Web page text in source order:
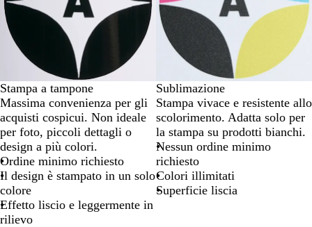
Stampa a tampone
Massima convenienza per gli
acquisti cospicui. Non ideale
per foto, piccoli dettagli o
design a più colori.
Ordine minimo richiesto
Il design è stampato in un solo
colore
Effetto liscio e leggermente in
rilievo
Sublimazione
Stampa vivace e resistente allo
scolorimento. Adatta solo per
la stampa su prodotti bianchi.
Nessun ordine minimo
richiesto
Colori illimitati
Superficie liscia